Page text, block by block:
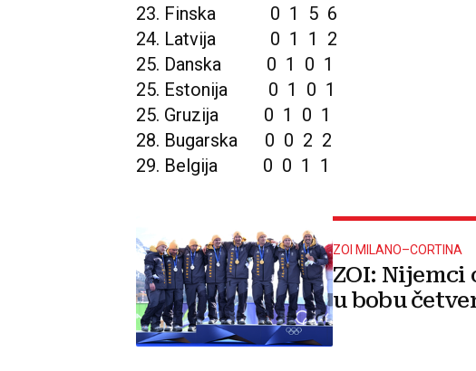
23. Finska 0 1 5 6
24. Latvija 0 1 1 2
25. Danska 0 1 0 1
25. Estonija 0 1 0 1
25. Gruzija 0 1 0 1
28. Bugarska 0 0 2 2
29. Belgija 0 0 1 1
ZOI MILANO–CORTINA
ZOI: Nijemci
u bobu